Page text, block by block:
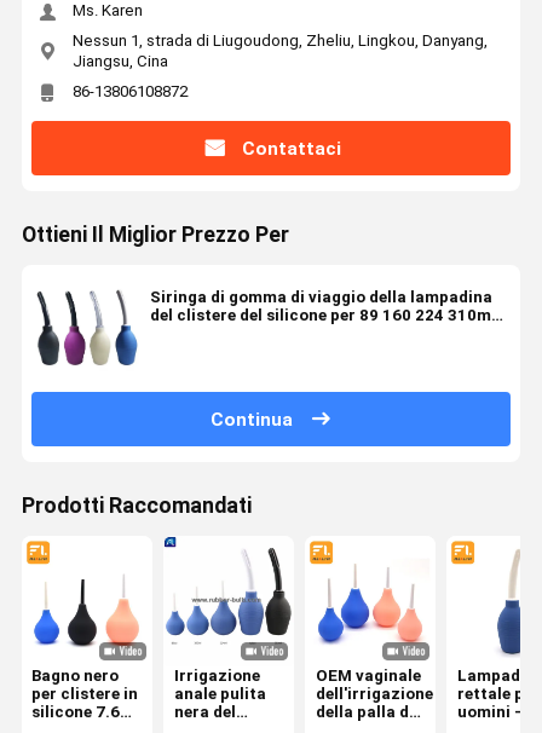
Ms. Karen
Nessun 1, strada di Liugoudong, Zheliu, Lingkou, Danyang,
Jiangsu, Cina
86-13806108872
Contattaci
Ottieni Il Miglior Prezzo Per
Siringa di gomma di viaggio della lampadina
del clistere del silicone per 89 160 224 310mm
Continua
Prodotti Raccomandati
Bagno nero
per clistere in
silicone 7.6
Irrigazione
anale pulita
nera del
OEM vaginale
dell'irrigazione
della palla del
rettale
uomini -